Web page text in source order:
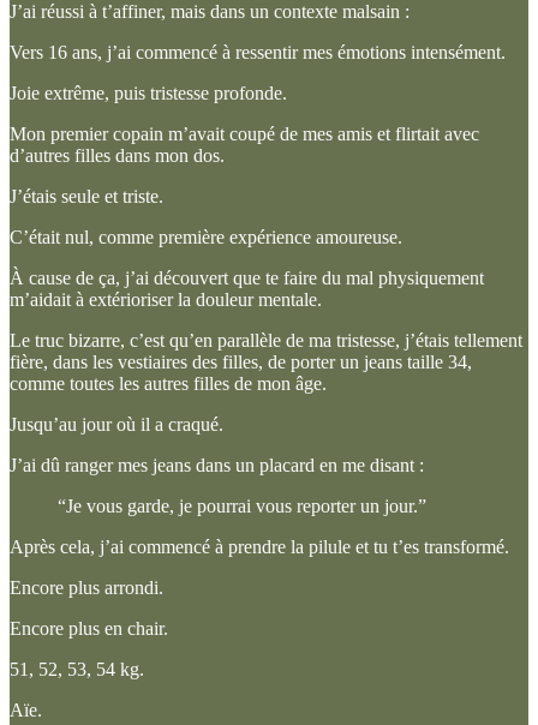
J’ai réussi à t’affiner, mais dans un contexte malsain :
Vers 16 ans, j’ai commencé à ressentir mes émotions intensément.
Joie extrême, puis tristesse profonde.
Mon premier copain m’avait coupé de mes amis et flirtait avec
d’autres filles dans mon dos.
J’étais seule et triste.
C’était nul, comme première expérience amoureuse.
À cause de ça, j’ai découvert que te faire du mal physiquement
m’aidait à extérioriser la douleur mentale.
Le truc bizarre, c’est qu’en parallèle de ma tristesse, j’étais tellement
fière, dans les vestiaires des filles, de porter un jeans taille 34,
comme toutes les autres filles de mon âge.
Jusqu’au jour où il a craqué.
J’ai dû ranger mes jeans dans un placard en me disant :
“Je vous garde, je pourrai vous reporter un jour.”
Après cela, j’ai commencé à prendre la pilule et tu t’es transformé.
Encore plus arrondi.
Encore plus en chair.
51, 52, 53, 54 kg.
Aïe.